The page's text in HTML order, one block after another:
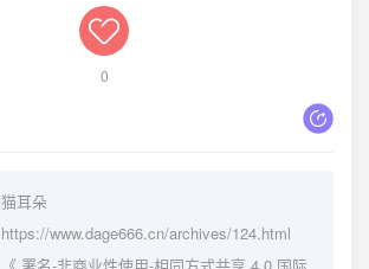
0
猫耳朵
https://www.dage666.cn/archives/124.html